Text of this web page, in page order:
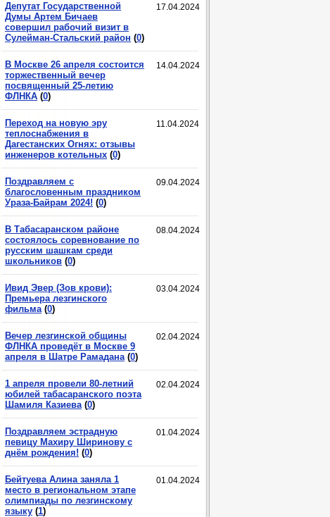
17.04.2024
Депутат Государственной
Думы Артем Бичаев
совершил рабочий визит в
Сулейман-Стальский район (0)
14.04.2024
В Москве 26 апреля состоится
торжественный вечер
посвященный 25-летию
ФЛНКА (0)
11.04.2024
Переход на новую эру
теплоснабжения в
Дагестанских Огнях: отзывы
инженеров котельных (0)
09.04.2024
Поздравляем с
благословенным праздником
Ураза-Байрам 2024! (0)
08.04.2024
В Табасаранском районе
состоялось соревнование по
русским шашкам среди
школьников (0)
03.04.2024
Ивид Эвер (Зов крови):
Премьера лезгинского
фильма (0)
02.04.2024
Вечер лезгинской общины
ФЛНКА проведёт в Москве 9
апреля в Шатре Рамадана (0)
02.04.2024
1 апреля провели 80-летний
юбилей табасаранского поэта
Шамиля Казиева (0)
01.04.2024
Поздравляем эстрадную
певицу Махиру Ширинову с
днём рождения! (0)
01.04.2024
Бейтуева Алина заняла 1
место в региональном этапе
олимпиады по лезгинскому
языку (1)